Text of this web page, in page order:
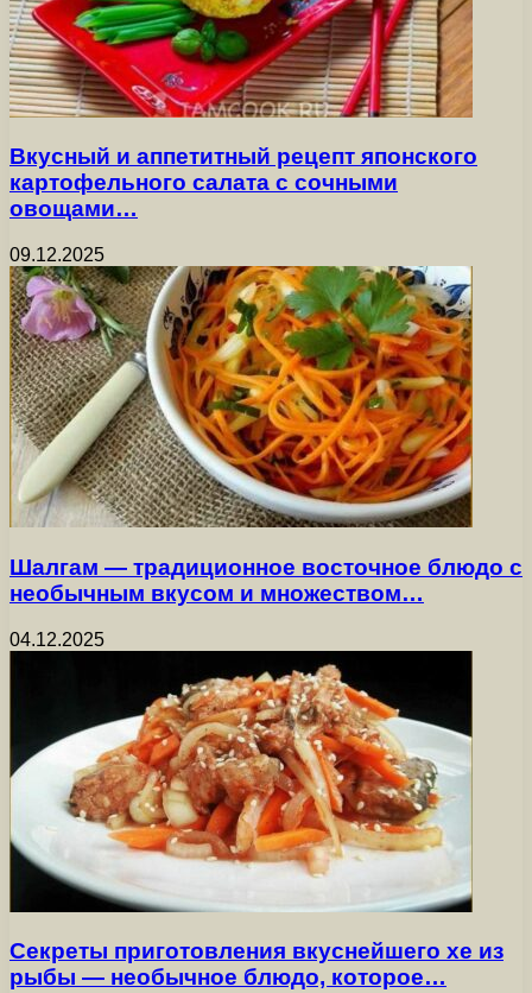
Вкусный и аппетитный рецепт японского
картофельного салата с сочными
овощами…
09.12.2025
Шалгам — традиционное восточное блюдо с
необычным вкусом и множеством…
04.12.2025
Секреты приготовления вкуснейшего хе из
рыбы — необычное блюдо, которое…